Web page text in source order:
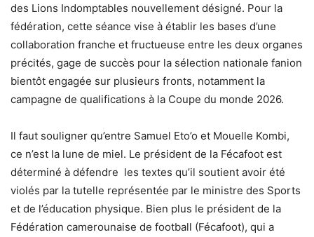
des Lions Indomptables nouvellement désigné. Pour la
fédération, cette séance vise à établir les bases d’une
collaboration franche et fructueuse entre les deux organes
précités, gage de succès pour la sélection nationale fanion
bientôt engagée sur plusieurs fronts, notamment la
campagne de qualifications à la Coupe du monde 2026.
Il faut souligner qu’entre Samuel Eto’o et Mouelle Kombi,
ce n’est la lune de miel. Le président de la Fécafoot est
déterminé à défendre les textes qu’il soutient avoir été
violés par la tutelle représentée par le ministre des Sports
et de l’éducation physique. Bien plus le président de la
Fédération camerounaise de football (Fécafoot), qui a